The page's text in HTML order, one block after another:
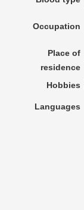
Occupation
Place of
residence
Hobbies
Languages